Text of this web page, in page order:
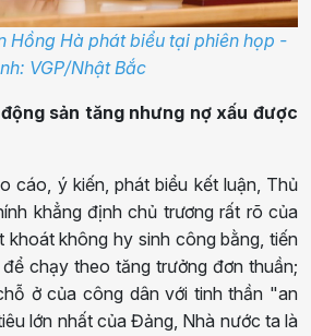
Hồng Hà phát biểu tại phiên họp -
VGP/Nhật Bắc
sản tăng nhưng nợ xấu được
cáo, ý kiến, phát biểu kết luận, Thủ
khẳng định chủ trương rất rõ của
không hy sinh công bằng, tiến
chạy theo tăng trưởng đơn thuần;
ở của công dân với tinh thần "an
lớn nhất của Đảng, Nhà nước ta là